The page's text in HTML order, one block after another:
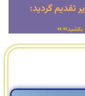
تقدیم گردید: